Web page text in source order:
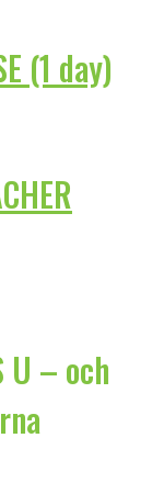
(1 day)
U – och